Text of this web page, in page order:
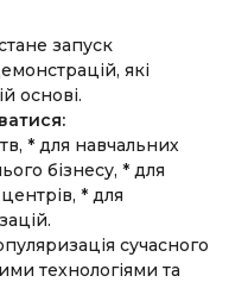
запуск
які
основі.
* для навчальних
бізнесу, * для
* для
сучасного
технологіями та